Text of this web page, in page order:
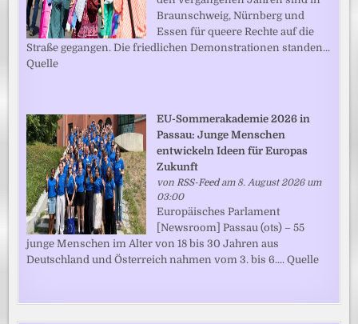
Braunschweig, Nürnberg und
Essen für queere Rechte auf die
Straße gegangen. Die friedlichen Demonstrationen standen...
Quelle
EU-Sommerakademie 2026 in
Passau: Junge Menschen
entwickeln Ideen für Europas
Zukunft
vonRSS-Feedam 8. August 2026 um
03:00
Europäisches Parlament
[Newsroom] Passau (ots) – 55
junge Menschen im Alter von 18 bis 30 Jahren aus
Deutschland und Österreich nahmen vom 3. bis 6.... Quelle